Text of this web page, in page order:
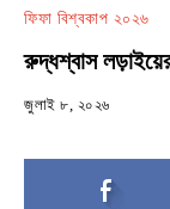
ফিফা বিশ্বকাপ ২০২৬
রুদ্ধশ্বাস লড়াইয়ের
জুলাই ৮, ২০২৬